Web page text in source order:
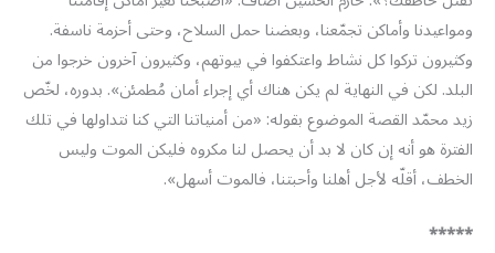
ومواعيدنا وأماكن تجمّعنا، وبعضنا حمل السلاح، وحتى أحزمة ناسفة.
وكثيرون تركوا كل نشاط واعتكفوا في بيوتهم، وكثيرون آخرون خرجوا من
البلد. لكن في النهاية لم يكن هناك أي إجراء أمان مُطمئن». بدوره، لخّص
زيد محمّد القصة الموضوع بقوله: «من أمنياتنا التي كنا نتداولها في تلك
الفترة هو أنه إن كان لا بد أن يحصل لنا مكروه فليكن الموت وليس
الخطف، أقلّه لأجل أهلنا وأحبتنا، فالموت أسهل».
*****